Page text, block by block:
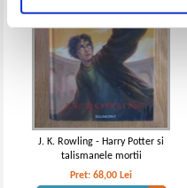
J. K. Rowling - Harry Potter si
talismanele mortii
Pret:68,00 Lei